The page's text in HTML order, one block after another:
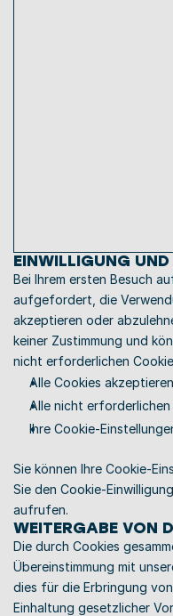
EINWILLIGUNG
Bei Ihrem ersten Besuch
aufgefordert, die
akzeptieren oder
keiner Zustimmung und
nicht erforderlichen
Alle Cookies
Alle nicht erforderlichen
Ihre Cookie-
Sie können Ihre Cookie-
Sie den Cookie-
aufrufen.
WEITERGABE VON
Die durch Cookies
Übereinstimmung mit
dies für die Erbringung
Einhaltung gesetzlicher